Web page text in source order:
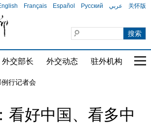
Français Español Русский عربي 关怀版
外交部长 外交动态 驻外机构 国
行记者会
看好中国、看多中